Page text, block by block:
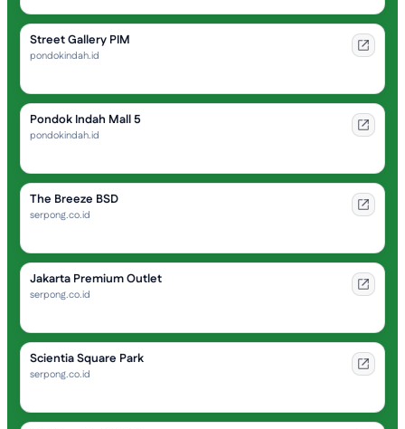
Street Gallery PIM
pondokindah.id
Pondok Indah Mall 5
pondokindah.id
The Breeze BSD
serpong.co.id
Jakarta Premium Outlet
serpong.co.id
Scientia Square Park
serpong.co.id